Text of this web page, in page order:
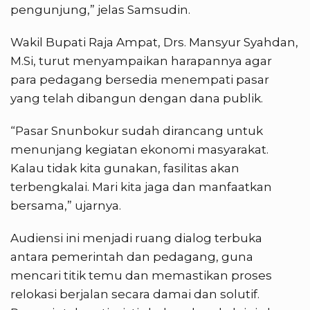
pengunjung,” jelas Samsudin.
Wakil Bupati Raja Ampat, Drs. Mansyur Syahdan,
M.Si, turut menyampaikan harapannya agar
para pedagang bersedia menempati pasar
yang telah dibangun dengan dana publik.
“Pasar Snunbokur sudah dirancang untuk
menunjang kegiatan ekonomi masyarakat.
Kalau tidak kita gunakan, fasilitas akan
terbengkalai. Mari kita jaga dan manfaatkan
bersama,” ujarnya.
Audiensi ini menjadi ruang dialog terbuka
antara pemerintah dan pedagang, guna
mencari titik temu dan memastikan proses
relokasi berjalan secara damai dan solutif.